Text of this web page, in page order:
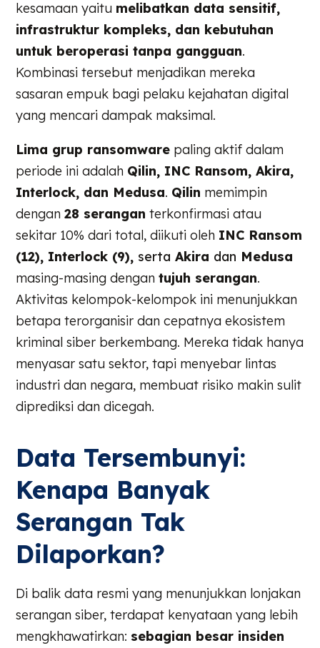
kesamaan yaitu melibatkan data sensitif,
infrastruktur kompleks, dan kebutuhan
untuk beroperasi tanpa gangguan.
Kombinasi tersebut menjadikan mereka
sasaran empuk bagi pelaku kejahatan digital
yang mencari dampak maksimal.
Lima grup ransomware paling aktif dalam
periode ini adalah Qilin, INC Ransom, Akira,
Interlock, dan Medusa. Qilin memimpin
dengan28 serangan terkonfirmasi atau
sekitar 10% dari total, diikuti oleh INC Ransom
(12), Interlock (9), serta Akira dan Medusa
masing-masing dengantujuh serangan.
Aktivitas kelompok-kelompok ini menunjukkan
betapa terorganisir dan cepatnya ekosistem
kriminal siber berkembang. Mereka tidak hanya
menyasar satu sektor, tapi menyebar lintas
industri dan negara, membuat risiko makin sulit
diprediksi dan dicegah.
Data Tersembunyi:
Kenapa Banyak
Serangan Tak
Dilaporkan?
Di balik data resmi yang menunjukkan lonjakan
serangan siber, terdapat kenyataan yang lebih
mengkhawatirkan: sebagian besar insiden